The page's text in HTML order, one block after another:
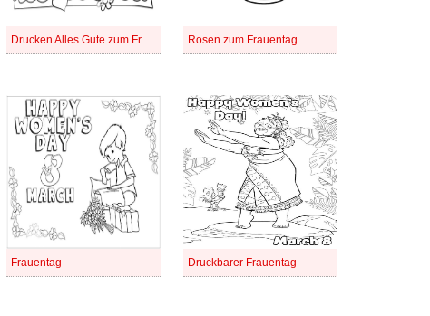
Drucken Alles Gute zum Frauentag Rosen zum Frauentag
Frauentag Druckbarer Frauentag